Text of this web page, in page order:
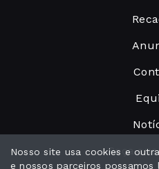
Peça
Nosso site usa cookies e
e nossos parceiros